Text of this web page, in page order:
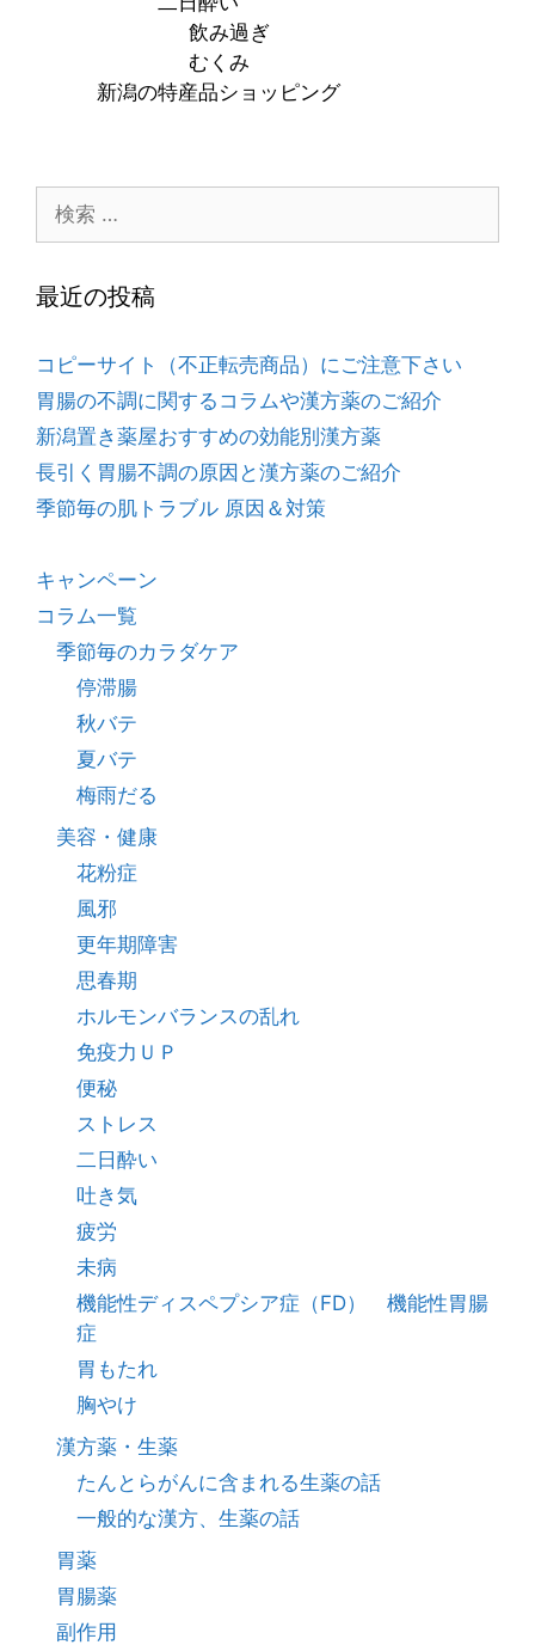
飲み過ぎ
むくみ
新潟の特産品ショッピング
最近の投稿
コピーサイト（不正転売商品）にご注意下さい
胃腸の不調に関するコラムや漢方薬のご紹介
新潟置き薬屋おすすめの効能別漢方薬
長引く胃腸不調の原因と漢方薬のご紹介
季節毎の肌トラブル 原因＆対策
キャンペーン
コラム一覧
季節毎のカラダケア
停滞腸
秋バテ
夏バテ
梅雨だる
美容・健康
花粉症
風邪
更年期障害
思春期
ホルモンバランスの乱れ
免疫力ＵＰ
便秘
ストレス
二日酔い
吐き気
疲労
未病
機能性ディスペプシア症（FD） 機能性胃腸
症
胃もたれ
胸やけ
漢方薬・生薬
たんとらがんに含まれる生薬の話
一般的な漢方、生薬の話
胃薬
胃腸薬
副作用